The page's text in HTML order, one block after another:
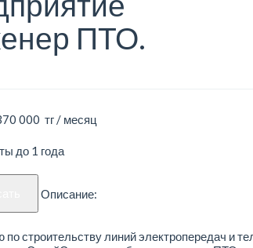
ПТО.
000 тг / месяц
до 1 года
Описание:
по строительству линий электропередач и